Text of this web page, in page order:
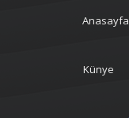
Anasayfa
Künye